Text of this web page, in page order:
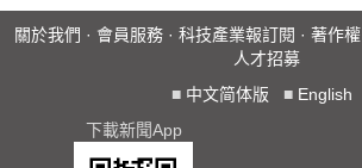
關於我們 · 會員服務 · 科技產業報訂閱 · 著作權
人才招募
■ 中文简体版 ■ English
下載新聞App